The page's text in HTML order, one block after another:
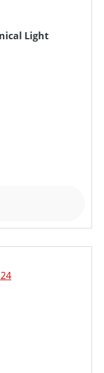
Light